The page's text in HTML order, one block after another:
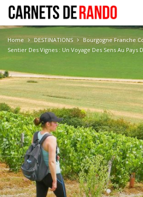
Home DESTINATIONS Bourgogne Franche
Sentier Des Vignes : Un Voyage Des Sens Au Pays